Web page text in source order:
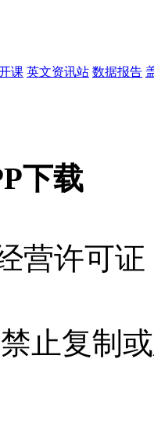
产业园推介宣讲 2026第
欢迎致辞 2026第四届汽
课 英文资讯站 数据报告
下载
营许可
止复制